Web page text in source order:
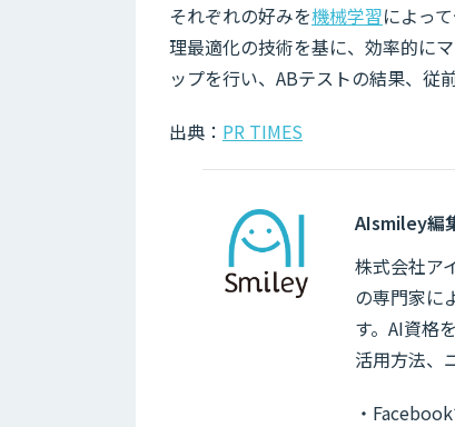
それぞれの好みを機械学習によっ
理最適化の技術を基に、効率的に
ップを行い、ABテストの結果、従
出典： PR TIMES
AIsmiley編
株式会社ア
の専門家に
す。AI資格
活用方法、
・